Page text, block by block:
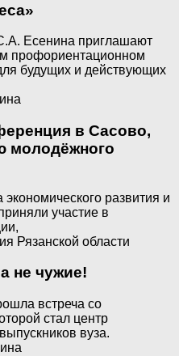
Есенина приглашают
профориентационном
будущих и действующих
в Сасово,
молодёжного
развития и
участие в
Рязанской области
не чужие!
встреча со
стал центр
вуза.